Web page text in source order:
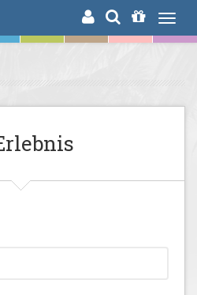
ERLEBNISSUCHE